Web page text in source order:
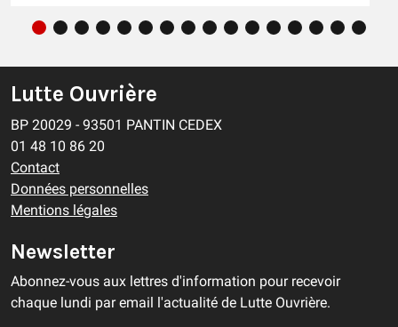
Lutte Ouvrière
BP 20029 - 93501 PANTIN CEDEX
01 48 10 86 20
Contact
Données personnelles
Mentions légales
Newsletter
Abonnez-vous aux lettres d'information pour recevoir
chaque lundi par email l'actualité de Lutte Ouvrière.